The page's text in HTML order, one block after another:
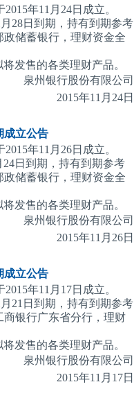
年11月24日成立。
28日到期，持有到期参考
储蓄银行，理财资金全
发售的各类理财产品。
泉州银行股份有限公司
2015年11月24日
成立公告
年11月26日成立。
日到期，持有到期参考
储蓄银行，理财资金全
发售的各类理财产品。
泉州银行股份有限公司
2015年11月26日
成立公告
年11月17日成立。
21日到期，持有到期参考
商银行广东省分行，理财
发售的各类理财产品。
泉州银行股份有限公司
2015年11月17日